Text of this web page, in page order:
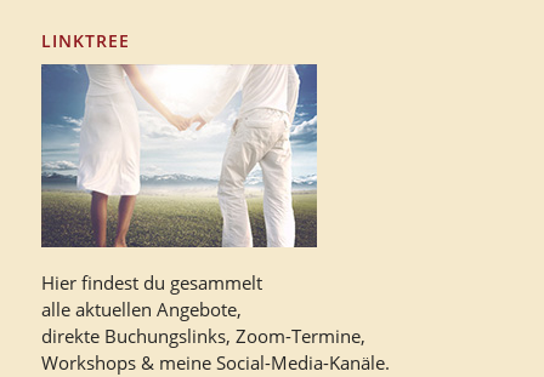
LINKTREE
Hier findest du gesammelt
alle aktuellen Angebote,
direkte Buchungslinks, Zoom-Termine,
Workshops & meine Social-Media-Kanäle.